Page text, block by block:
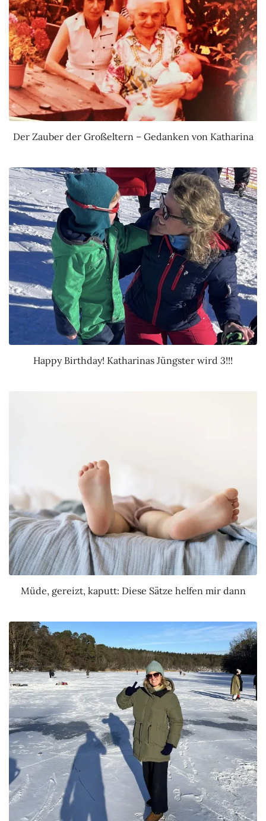
Der Zauber der Großeltern – Gedanken von Katharina
Happy Birthday! Katharinas Jüngster wird 3!!!
Müde, gereizt, kaputt: Diese Sätze helfen mir dann